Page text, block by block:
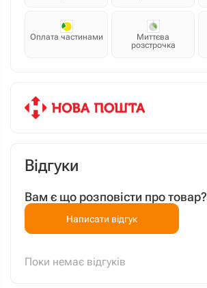
Оплата частинами
Миттєва
розстрочка
Відгуки
Вам є що розповісти про товар?
Написати відгук
Поки немає відгуків